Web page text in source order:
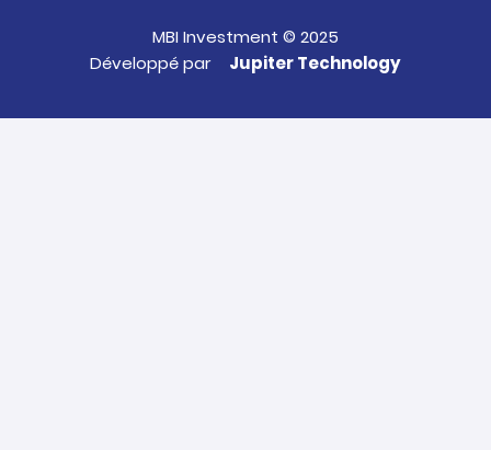
MBI Investment © 2025
Développé par
Jupiter Technology